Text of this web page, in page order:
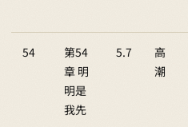
54
第54
章 明
明是
我先
5.7
高
潮